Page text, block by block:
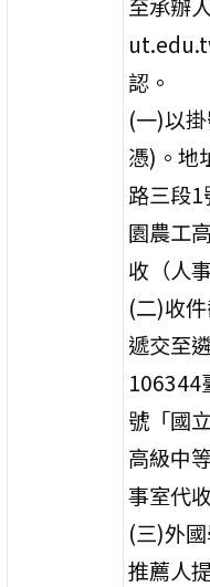
至承辦
認。
(一)以
憑)。地
路三段
園農工
收（人
(二)收
遞交至
106344
號「國
高級中
事室代
(三)外
推薦人